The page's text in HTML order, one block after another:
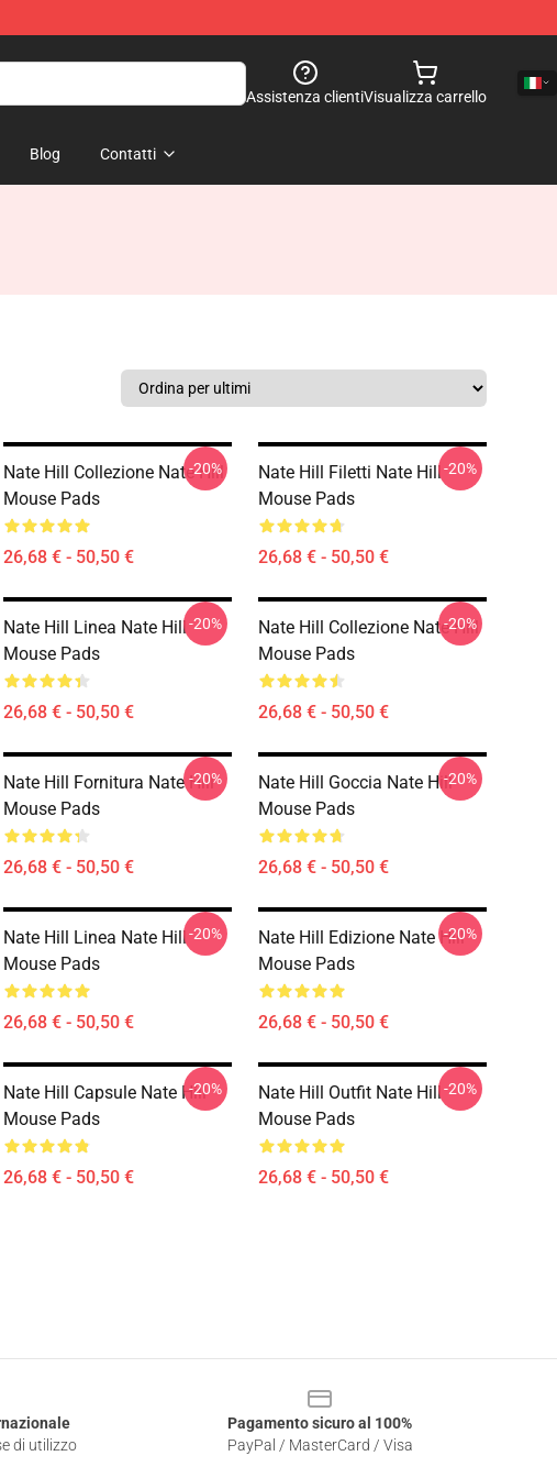
Assistenza clientiVisualizza carrello
Blog Contatti
Nate Hill Collezione Nate Hill
Mouse Pads
26,68 € - 50,50 €
-20%
Nate Hill Filetti Nate Hill
Mouse Pads
26,68 € - 50,50 €
-20%
Nate Hill Linea Nate Hill
Mouse Pads
26,68 € - 50,50 €
-20%
Nate Hill Collezione Nate Hill
Mouse Pads
26,68 € - 50,50 €
-20%
Nate Hill Fornitura Nate Hill
Mouse Pads
26,68 € - 50,50 €
-20%
Nate Hill Goccia Nate Hill
Mouse Pads
26,68 € - 50,50 €
-20%
Nate Hill Linea Nate Hill
Mouse Pads
26,68 € - 50,50 €
-20%
Nate Hill Edizione Nate Hill
Mouse Pads
26,68 € - 50,50 €
-20%
Nate Hill Capsule Nate Hill
Mouse Pads
26,68 € - 50,50 €
-20%
Nate Hill Outfit Nate Hill
Mouse Pads
26,68 € - 50,50 €
-20%
di utilizzo
Pagamento sicuro al 100%
PayPal / MasterCard / Visa